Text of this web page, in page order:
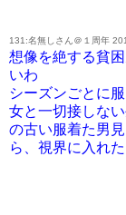
131:名無しさん＠１周年
想像を絶する貧
いわ
シーズンごとに
女と一切接しな
の古い服着た男
ら、視界に入れ